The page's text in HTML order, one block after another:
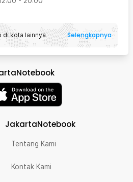
di kota lainnya Selengkapnya
JakartaNotebook
Tentang Kami
Kontak Kami